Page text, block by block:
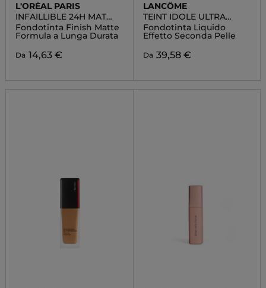
L'ORÉAL PARIS
INFAILLIBLE 24H MAT
COVER
Fondotinta Finish Matte
Formula a Lunga Durata
Da 14,63 €
LANCÔME
TEINT IDOLE ULTRA
WEAR
Fondotinta Liquido
Effetto Seconda Pelle
Da 39,58 €